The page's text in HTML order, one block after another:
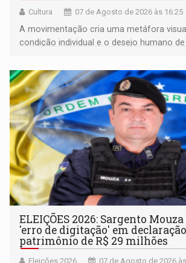
Cultura 07 de Agosto de 2026 às 16:25
A movimentação cria uma metáfora
condição individual e o desejo humano de
ELEIÇÕES 2026: Sargento
'erro de digitação' em
patrimônio de R$ 29 milhões
Eleições 2026 07 de Agosto de 2026